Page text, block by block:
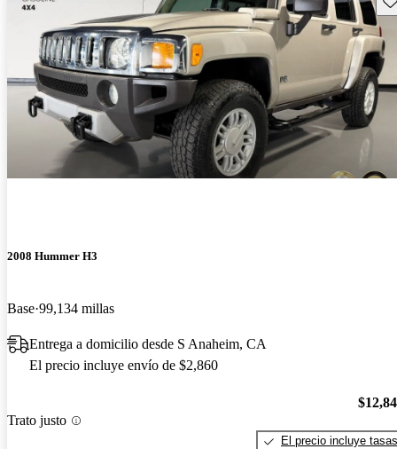
2008 Hummer H3
Base 99,134 millas
Entrega a domicilio desde S Anaheim, CA
El precio incluye envío de $2,860
Trato justo
El precio incluye tasas